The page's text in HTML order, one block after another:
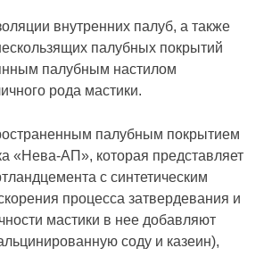
внутренних палуб, а также
палуб­ных покрытий
палубным настилом
рода мастики.
па­лубным покрытием
«Нева-АП», которая представляет
с син­тетическим
процесса затвердевания и
мастики в нее добав­ляют
соду и казеин),